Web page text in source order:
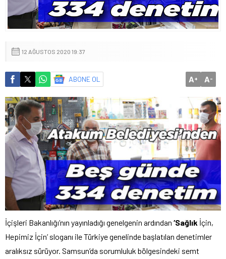
12 AĞUSTOS 2020 19:37
ABONE OL A+ A-
İçişleri Bakanlığı’nın yayınladığı genelgenin ardından ‘Sağlık İçin,
Hepimiz İçin’ sloganı ile Türkiye genelinde başlatılan denetimler
aralıksız sürüyor. Samsun’da sorumluluk bölgesindeki semt